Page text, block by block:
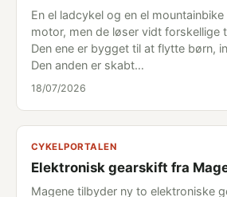
En el ladcykel og en el
motor, men de løser vidt forskellige
Den ene er bygget til at flytte børn,
Den anden er skabt…
18/07/2026
CYKELPORTALEN
Elektronisk gearskift fra
Magene tilbyder ny to elektroniske